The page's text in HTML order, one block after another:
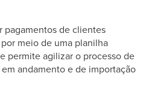
pagamentos de clientes
meio de uma planilha
permite agilizar o processo de
andamento e de importação